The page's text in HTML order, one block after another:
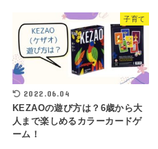
子育て
2022.06.04
KEZAOの遊び方は？6歳から大
人まで楽しめるカラーカードゲ
ーム！